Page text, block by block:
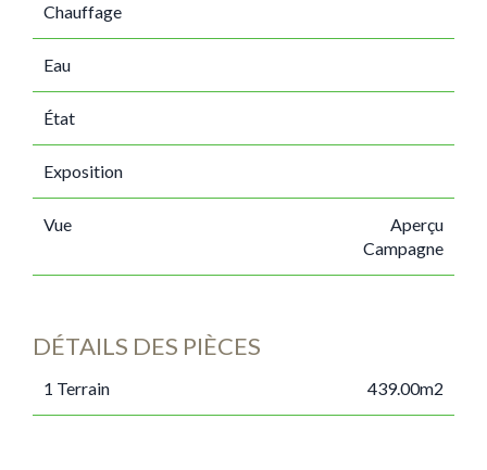
Chauffage
Eau
État
Exposition
Vue
Aperçu
Campagne
DÉTAILS DES PIÈCES
1 Terrain 439.00m2